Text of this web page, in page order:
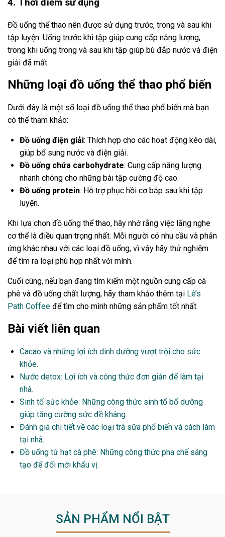
4. Thời điểm sử dụng
Đồ uống thể thao nên được sử dụng trước, trong và sau khi
tập luyện. Uống trước khi tập giúp cung cấp năng lượng,
trong khi uống trong và sau khi tập giúp bù đắp nước và điện
giải đã mất.
Những loại đồ uống thể thao phổ biến
Dưới đây là một số loại đồ uống thể thao phổ biến mà bạn
có thể tham khảo:
Đồ uống điện giải: Thích hợp cho các hoạt động kéo dài,
giúp bổ sung nước và điện giải.
Đồ uống chứa carbohydrate: Cung cấp năng lượng
nhanh chóng cho những bài tập cường độ cao.
Đồ uống protein: Hỗ trợ phục hồi cơ bắp sau khi tập
luyện.
Khi lựa chọn đồ uống thể thao, hãy nhớ rằng việc lắng nghe
cơ thể là điều quan trọng nhất. Mỗi người có nhu cầu và phản
ứng khác nhau với các loại đồ uống, vì vậy hãy thử nghiệm
để tìm ra loại phù hợp nhất với mình.
Cuối cùng, nếu bạn đang tìm kiếm một nguồn cung cấp cà
phê và đồ uống chất lượng, hãy tham khảo thêm tại Lê’s
Path Coffee để tìm cho mình những sản phẩm tốt nhất.
Bài viết liên quan
Cacao và những lợi ích dinh dưỡng vượt trội cho sức
khỏe.
Nước detox: Lợi ích và công thức đơn giản để làm tại
nhà.
Sinh tố sức khỏe: Những công thức sinh tố bổ dưỡng
giúp tăng cường sức đề kháng.
Đánh giá chi tiết về các loại trà sữa phổ biến và cách làm
tại nhà.
Đồ uống từ hạt cà phê: Những công thức pha chế sáng
tạo để đổi mới khẩu vị.
SẢN PHẨM NỔI BẬT